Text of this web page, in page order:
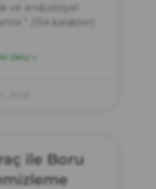
ve endüstriyel
(154 karakter)
OKU »
ile Boru